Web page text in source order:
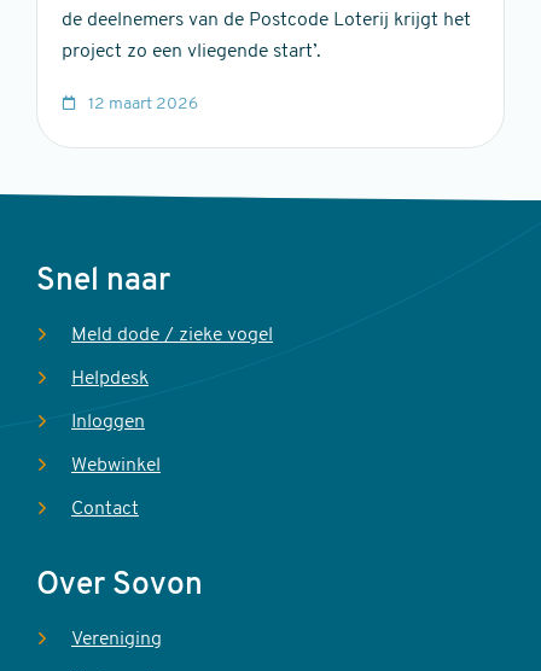
de deelnemers van de Postcode Loterij krijgt het
project zo een vliegende start’.
12 maart 2026
Voet
Snel naar
Meld dode / zieke vogel
Helpdesk
Inloggen
Webwinkel
Contact
Over Sovon
Vereniging